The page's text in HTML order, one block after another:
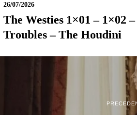
26/07/2026
The Westies 1×01 – 1×02
Troubles – The Houdini